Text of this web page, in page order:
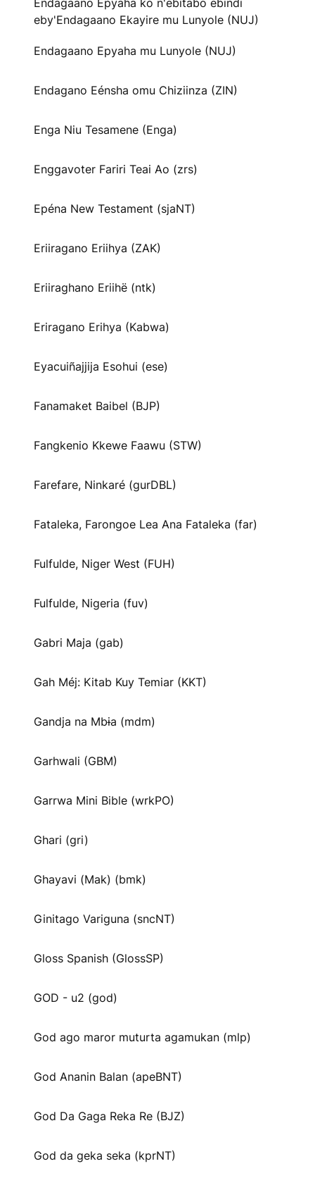
Endagaano Epyaha ko n'ebitabo ebindi
eby'Endagaano Ekayire mu Lunyole (NUJ)
Endagaano Epyaha mu Lunyole (NUJ)
Endagano Eénsha omu Chiziinza (ZIN)
Enga Niu Tesamene (Enga)
Enggavoter Fariri Teai Ao (zrs)
Epéna New Testament (sjaNT)
Eriiragano Eriihya (ZAK)
Eriiraghano Eriihë (ntk)
Eriragano Erihya (Kabwa)
Eyacuiñajjija Esohui (ese)
Fanamaket Baibel (BJP)
Fangkenio Kkewe Faawu (STW)
Farefare, Ninkaré (gurDBL)
Fataleka, Farongoe Lea Ana Fataleka (far)
Fulfulde, Niger West (FUH)
Fulfulde, Nigeria (fuv)
Gabri Maja (gab)
Gah Méj: Kitab Kuy Temiar (KKT)
Gandja na Mbɨa (mdm)
Garhwali (GBM)
Garrwa Mini Bible (wrkPO)
Ghari (gri)
Ghayavi (Mak) (bmk)
Ginitago Variguna (sncNT)
Gloss Spanish (GlossSP)
GOD - u2 (god)
God ago maror muturta agamukan (mlp)
God Ananin Balan (apeBNT)
God Da Gaga Reka Re (BJZ)
God da geka seka (kprNT)